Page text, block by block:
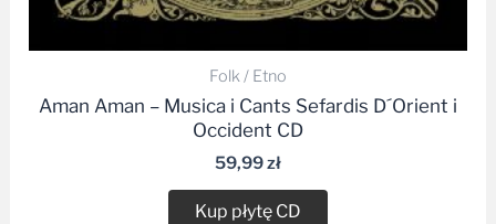
Folk / Etno
Aman Aman – Musica i Cants Sefardis D´Orient i
Occident CD
59,99zł
Kup płytę CD